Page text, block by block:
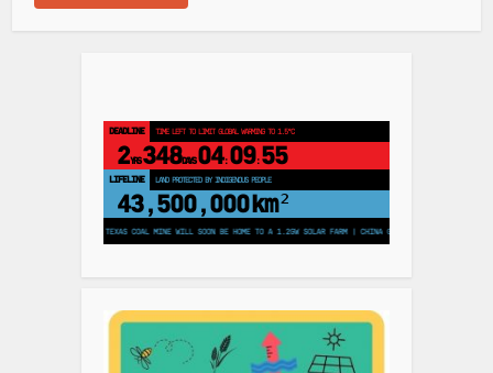
DEADLINE TIME LEFT TO LIMIT GLOBAL WARMING TO 1.5°C
2YRS 348DAYS 04: 09: 54
LIFELINE LAND PROTECTED BY INDIGENOUS PEOPLE
43,500,000km²
TREES | TEXAS COAL MINE WILL SOON BE HOME TO A 1.2GW SOLAR FARM | CHINA GENERATES LESS THAN HALF OF